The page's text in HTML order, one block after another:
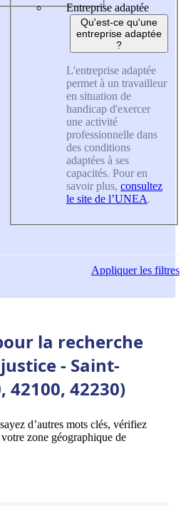
Entreprise adaptée
Qu'est-ce qu'une
entreprise adaptée
?
L'entreprise adaptée
permet à un travailleur
en situation de
handicap d'exercer
une activité
professionnelle dans
des conditions
adaptées à ses
capacités. Pour en
savoir plus, consultez
le site de l’UNEA.
Appliquerles filtres
la recherche
- Saint-
42100, 42230)
d’autres mots clés, vérifiez
zone géographique de